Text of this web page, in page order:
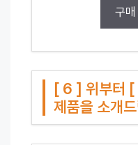
구매
[ 6 ] 위부터 [
제품을 소개